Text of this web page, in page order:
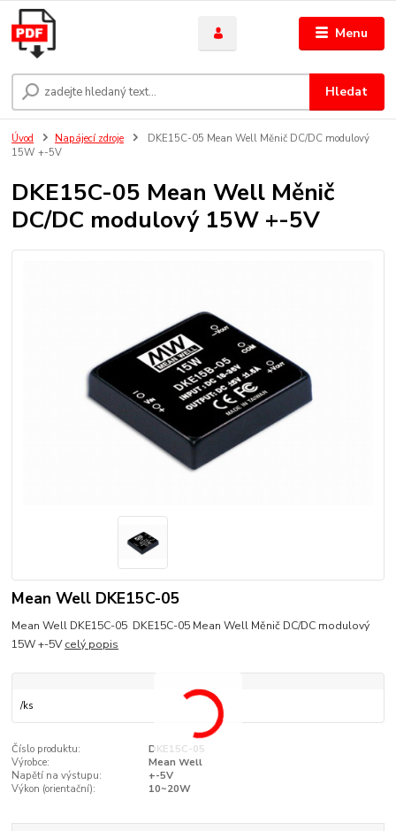
Menu
Hledat
Úvod Napájecí zdroje
DKE15C-05 Mean Well Měnič DC/DC modulový
15W +-5V
DKE15C-05 Mean Well Měnič
DC/DC modulový 15W +-5V
Mean Well DKE15C-05
Mean Well DKE15C-05 DKE15C-05 Mean Well Měnič DC/DC modulový
15W +-5Vcelý popis
/ks
Číslo produktu:
DKE15C-05
Výrobce:
Mean Well
Napětí na výstupu:
+-5V
Výkon (orientační):
10~20W